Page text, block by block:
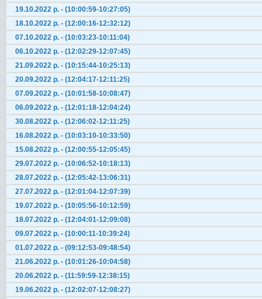
19.10.2022 р. - (10:00:59-10:27:05)
18.10.2022 р. - (12:00:16-12:32:12)
07.10.2022 р. - (10:03:23-10:11:04)
06.10.2022 р. - (12:02:29-12:07:45)
21.09.2022 р. - (10:15:44-10:25:13)
20.09.2022 р. - (12:04:17-12:11:25)
07.09.2022 р. - (10:01:58-10:08:47)
06.09.2022 р. - (12:01:18-12:04:24)
30.08.2022 р. - (12:06:02-12:11:25)
16.08.2022 р. - (10:03:10-10:33:50)
15.08.2022 р. - (12:00:55-12:05:45)
29.07.2022 р. - (10:06:52-10:18:13)
28.07.2022 р. - (12:05:42-13:06:31)
27.07.2022 р. - (12:01:04-12:07:39)
19.07.2022 р. - (10:05:56-10:12:59)
18.07.2022 р. - (12:04:01-12:09:08)
09.07.2022 р. - (10:00:11-10:39:24)
01.07.2022 р. - (09:12:53-09:48:54)
21.06.2022 р. - (10:01:26-10:04:58)
20.06.2022 р. - (11:59:59-12:38:15)
19.06.2022 р. - (12:02:07-12:08:27)